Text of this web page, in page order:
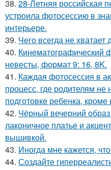
38. 28-Летняя российская
устроила фотосессию в
интерьере.
39. Чего всегда не хватает
40. Кинематографический
невесты, формат 9: 16, 8K.
41. Каждая фотосессия в
процесс, где родителям не
подготовке ребенка, кроме
42. Чёрный вечерний
лаконичное платье и
вышивкой.
43. Иногда мне кажется,
44. Создайте